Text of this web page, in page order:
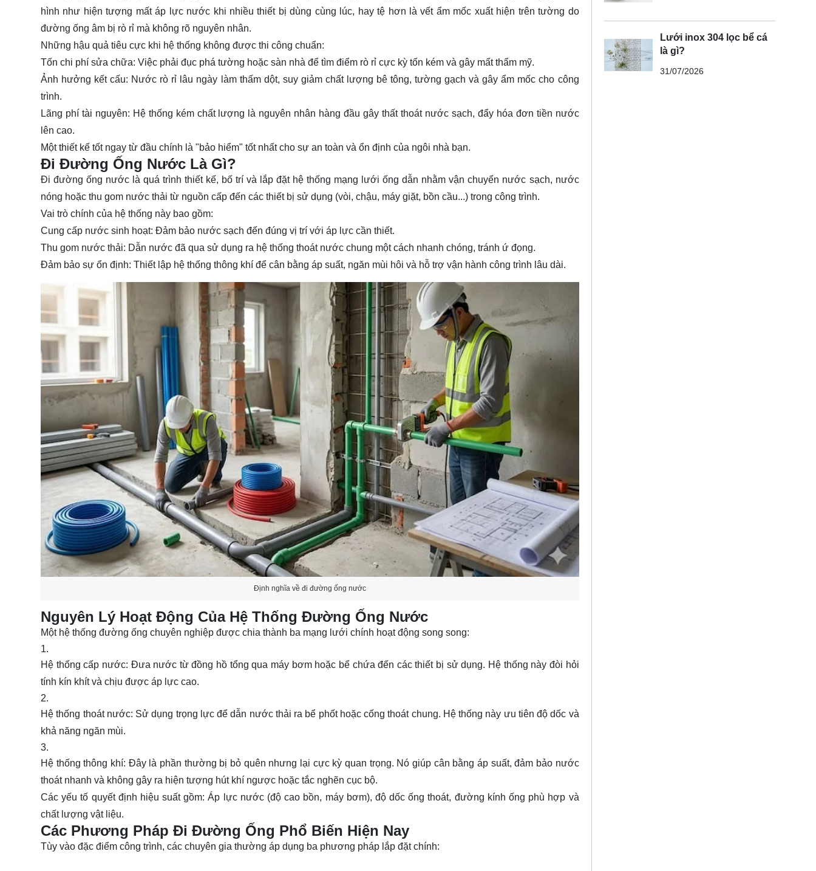
hình như hiện tượng mất áp lực nước khi nhiều thiết bị dùng cùng lúc, hay tệ hơn là vết ẩm mốc xuất hiện trên tường do
đường ống âm bị rò rỉ mà không rõ nguyên nhân.
Những hậu quả tiêu cực khi hệ thống không được thi công chuẩn:
Tốn chi phí sửa chữa: Việc phải đục phá tường hoặc sàn nhà để tìm điểm rò rỉ cực kỳ tốn kém và gây mất thẩm mỹ.
Ảnh hưởng kết cấu: Nước rò rỉ lâu ngày làm thấm dột, suy giảm chất lượng bê tông, tường gạch và gây ẩm mốc cho công
trình.
Lãng phí tài nguyên: Hệ thống kém chất lượng là nguyên nhân hàng đầu gây thất thoát nước sạch, đẩy hóa đơn tiền nước
lên cao.
Một thiết kế tốt ngay từ đầu chính là "bảo hiểm" tốt nhất cho sự an toàn và ổn định của ngôi nhà bạn.
Đi Đường Ống Nước Là Gì?
Điđường ống nước là quá trình thiết kế, bố trí và lắp đặt hệ thống mạng lưới ống dẫn nhằm vận chuyển nước sạch, nước
nóng hoặc thu gom nước thải từ nguồn cấp đến các thiết bị sử dụng (vòi, chậu, máy giặt, bồn cầu...) trong công trình.
Vai trò chính của hệ thống này bao gồm:
Cung cấp nước sinh hoạt: Đảm bảo nước sạch đến đúng vị trí với áp lực cần thiết.
Thu gom nước thải: Dẫn nước đã qua sử dụng ra hệ thống thoát nước chung một cách nhanh chóng, tránh ứ đọng.
Đảm bảo sự ổn định: Thiết lập hệ thống thông khí để cân bằng áp suất, ngăn mùi hôi và hỗ trợ vận hành công trình lâu dài.
Định nghĩa về đi đường ống nước
Nguyên Lý Hoạt Động Của Hệ Thống Đường Ống Nước
Một hệ thống đường ống chuyên nghiệp được chia thành ba mạng lưới chính hoạt động song song:
Hệ thống cấp nước: Đưa nước từ đồng hồ tổng qua máy bơm hoặc bể chứa đến các thiết bị sử dụng. Hệ thống này đòi hỏi
tính kín khít và chịu được áp lực cao.
Hệ thống thoát nước: Sử dụng trọng lực để dẫn nước thải ra bể phốt hoặc cống thoát chung. Hệ thống này ưu tiên độ dốc và
khả năng ngăn mùi.
Hệ thống thông khí: Đây là phần thường bị bỏ quên nhưng lại cực kỳ quan trọng. Nó giúp cân bằng áp suất, đảm bảo nước
thoát nhanh và không gây ra hiện tượng hút khí ngược hoặc tắc nghẽn cục bộ.
Các yếu tố quyết định hiệu suất gồm:Áp lực nước(độ cao bồn, máy bơm), độ dốc ống thoát, đường kính ống phù hợp và
chất lượng vật liệu.
Các Phương Pháp Đi Đường Ống Phổ Biến Hiện Nay
Tùy vào đặc điểm công trình, các chuyên gia thường áp dụng ba phương pháp lắp đặt chính:
Lưới inox 304 lọc bể cá
là gì?
31/07/2026